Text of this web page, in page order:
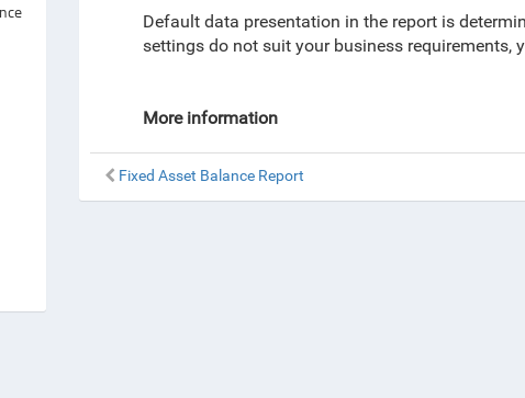
Report: Header AreaDefault data presentation in the report is
settings do not suit your business requirements,
More information
Fixed Asset Balance Report